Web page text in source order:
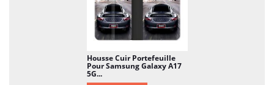
Housse Cuir Portefeuille
Pour Samsung Galaxy A17
5G...